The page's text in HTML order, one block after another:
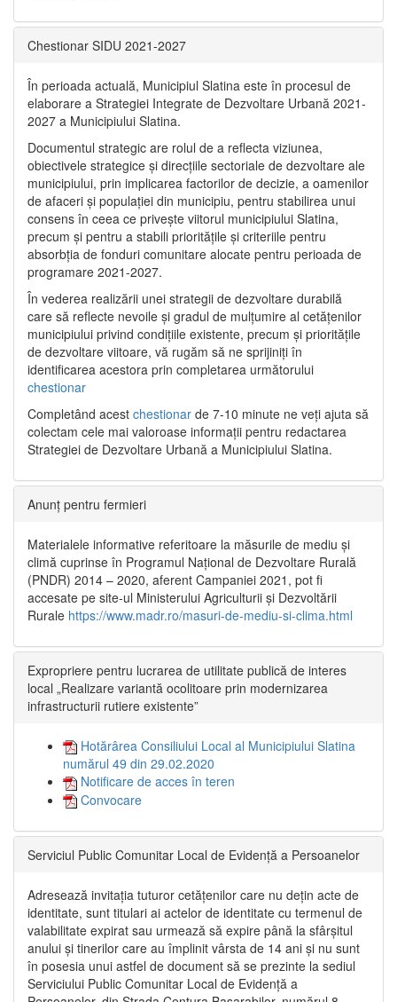
Chestionar SIDU 2021-2027
În perioada actuală, Municipiul Slatina este în procesul de
elaborare a Strategiei Integrate de Dezvoltare Urbană 2021‐
2027 a Municipiului Slatina.
Documentul strategic are rolul de a reflecta viziunea,
obiectivele strategice și direcțiile sectoriale de dezvoltare ale
municipiului, prin implicarea factorilor de decizie, a oamenilor
de afaceri și populației din municipiu, pentru stabilirea unui
consens în ceea ce privește viitorul municipiului Slatina,
precum și pentru a stabili prioritățile și criteriile pentru
absorbția de fonduri comunitare alocate pentru perioada de
programare 2021-2027.
În vederea realizării unei strategii de dezvoltare durabilă
care să reflecte nevoile și gradul de mulțumire al cetățenilor
municipiului privind condițiile existente, precum și prioritățile
de dezvoltare viitoare, vă rugăm să ne sprijiniți în
identificarea acestora prin completarea următorului
chestionar
Completând acest chestionar de 7-10 minute ne veți ajuta să
colectam cele mai valoroase informații pentru redactarea
Strategiei de Dezvoltare Urbană a Municipiului Slatina.
Anunț pentru fermieri
Materialele informative referitoare la măsurile de mediu și
climă cuprinse în Programul Național de Dezvoltare Rurală
(PNDR) 2014 – 2020, aferent Campaniei 2021, pot fi
accesate pe site-ul Ministerului Agriculturii și Dezvoltării
Rurale https://www.madr.ro/masuri-de-mediu-si-clima.html
Expropriere pentru lucrarea de utilitate publică de interes
local „Realizare variantă ocolitoare prin modernizarea
infrastructurii rutiere existente”
Hotărârea Consiliului Local al Municipiului Slatina
numărul 49 din 29.02.2020
Notificare de acces în teren
Convocare
Serviciul Public Comunitar Local de Evidență a Persoanelor
Adresează invitația tuturor cetățenilor care nu dețin acte de
identitate, sunt titulari ai actelor de identitate cu termenul de
valabilitate expirat sau urmează să expire până la sfârșitul
anului și tinerilor care au împlinit vârsta de 14 ani și nu sunt
în posesia unui astfel de document să se prezinte la sediul
Serviciului Public Comunitar Local de Evidență a